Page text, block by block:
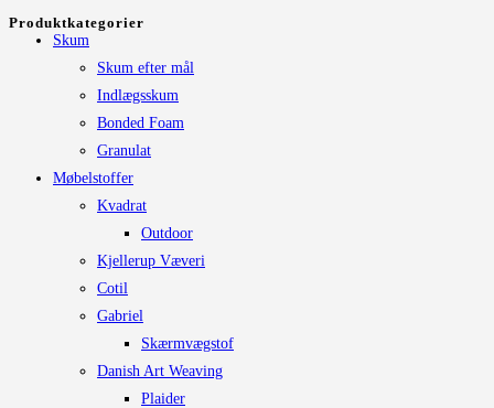
Produktkategorier
Skum
Skum efter mål
Indlægsskum
Bonded Foam
Granulat
Møbelstoffer
Kvadrat
Outdoor
Kjellerup Væveri
Cotil
Gabriel
Skærmvægstof
Danish Art Weaving
Plaider